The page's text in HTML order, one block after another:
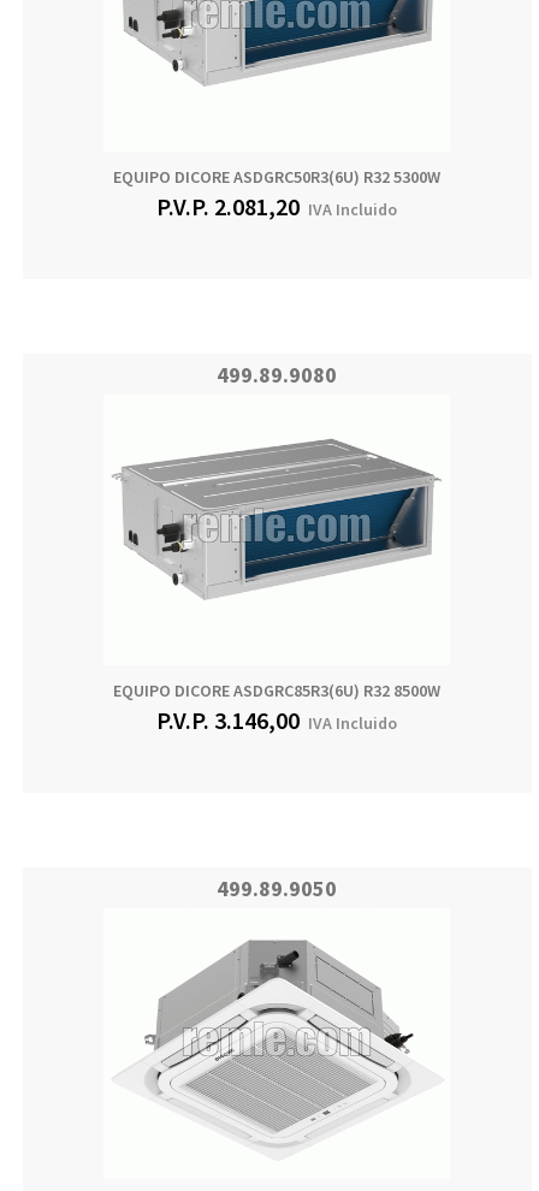
EQUIPO DICORE ASDGRC50R3(6U) R32 5300W
P.V.P. 2.081,20 IVA Incluido
499.89.9080
EQUIPO DICORE ASDGRC85R3(6U) R32 8500W
P.V.P. 3.146,00 IVA Incluido
499.89.9050